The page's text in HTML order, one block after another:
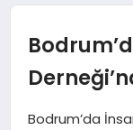
SIYASET
MAGAZIN
Bodrum’da